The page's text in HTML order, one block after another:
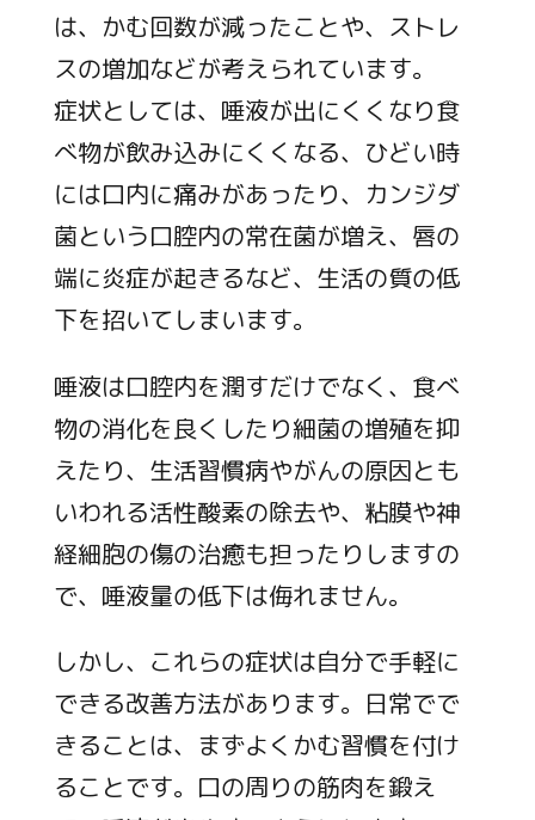
は、かむ回数が減ったことや、ストレ
スの増加などが考えられています。
症状としては、唾液が出にくくなり食
べ物が飲み込みにくくなる、ひどい時
には口内に痛みがあったり、カンジダ
菌という口腔内の常在菌が増え、唇の
端に炎症が起きるなど、生活の質の低
下を招いてしまいます。
唾液は口腔内を潤すだけでなく、食べ
物の消化を良くしたり細菌の増殖を抑
えたり、生活習慣病やがんの原因とも
いわれる活性酸素の除去や、粘膜や神
経細胞の傷の治癒も担ったりしますの
で、唾液量の低下は侮れません。
しかし、これらの症状は自分で手軽に
できる改善方法があります。日常でで
きることは、まずよくかむ習慣を付け
ることです。口の周りの筋肉を鍛え